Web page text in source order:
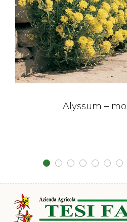
Alyssum –